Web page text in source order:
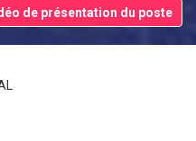
de présentation du poste